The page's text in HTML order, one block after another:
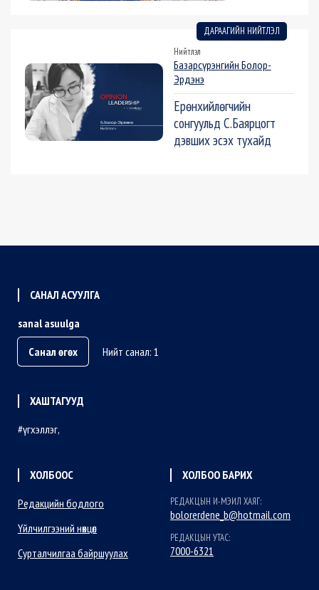
ДАРААГИЙН НИЙТЛЭЛ
Нийтлэл
Базарсүрэнгийн Болор-
Эрдэнэ
Ерөнхийлөгчийн
сонгуульд С.Баярцогт
дэвших эсэх тухайд
САНАЛ АСУУЛГА
sanal asuulga
Санал өгөх
Нийт санал: 1
ХАШТАГУУД
үгхэллэг
ХОЛБООС
Редакцийн бодлого
Үйлчилгээний нөхцөл
Сурталчилгаа байршуулах
ХОЛБОО БАРИХ
РЕДАКЦЫН И-МЭИЛ ХАЯГ:
bolorerdene_b@hotmail.com
РЕДАКЦЫН УТАС:
7000-6321